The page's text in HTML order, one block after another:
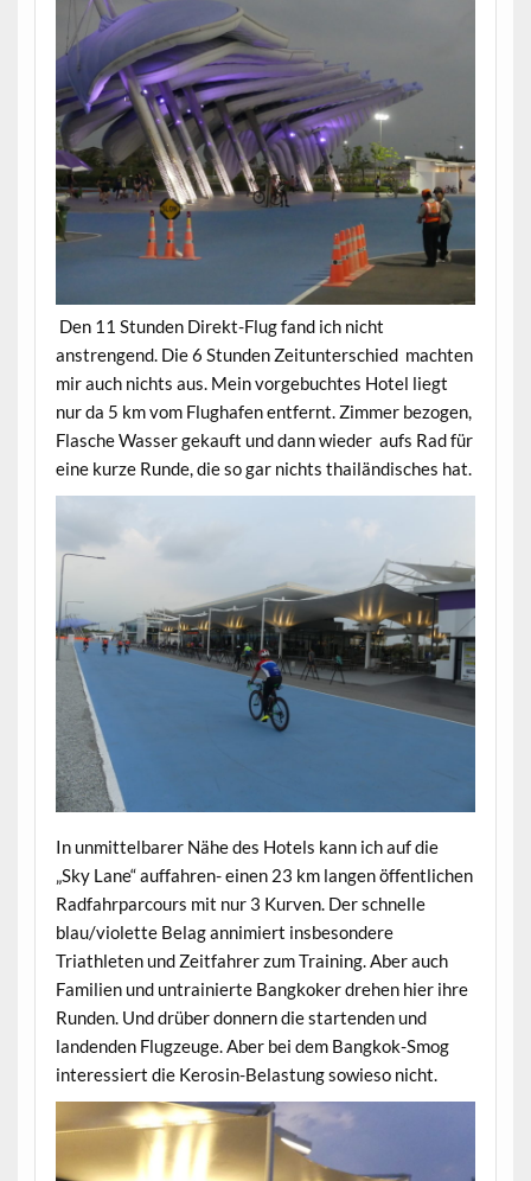
Den 11 Stunden Direkt-Flug fand ich nicht
anstrengend. Die 6 Stunden Zeitunterschied machten
mir auch nichts aus. Mein vorgebuchtes Hotel liegt
nur da 5 km vom Flughafen entfernt. Zimmer bezogen,
Flasche Wasser gekauft und dann wieder aufs Rad für
eine kurze Runde, die so gar nichts thailändisches hat.
In unmittelbarer Nähe des Hotels kann ich auf die
„Sky Lane“ auffahren- einen 23 km langen öffentlichen
Radfahrparcours mit nur 3 Kurven. Der schnelle
blau/violette Belag annimiert insbesondere
Triathleten und Zeitfahrer zum Training. Aber auch
Familien und untrainierte Bangkoker drehen hier ihre
Runden. Und drüber donnern die startenden und
landenden Flugzeuge. Aber bei dem Bangkok-Smog
interessiert die Kerosin-Belastung sowieso nicht.